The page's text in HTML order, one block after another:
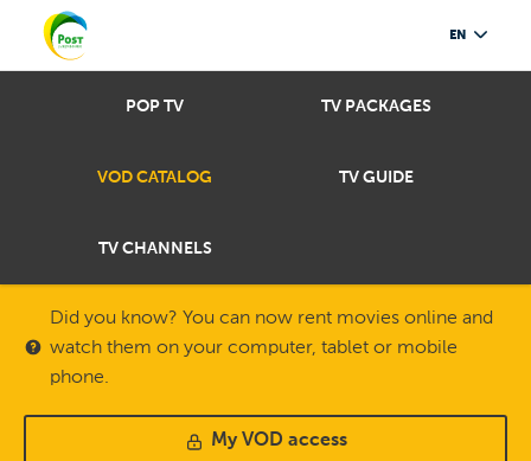
EN
POP TV TV PACKAGES
VOD CATALOG TV GUIDE
TV CHANNELS
Did you know? You can now rent movies online and
watch them on your computer, tablet or mobile
phone.
My VOD access